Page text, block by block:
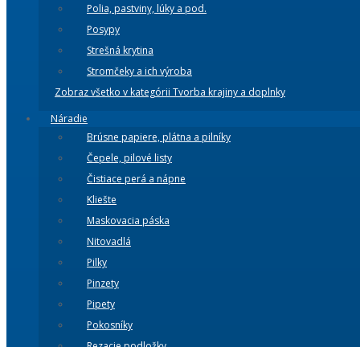
Polia, pastviny, lúky a pod.
Posypy
Strešná krytina
Stromčeky a ich výroba
Zobraz všetko v kategórii Tvorba krajiny a doplnky
Náradie
Brúsne papiere, plátna a pilníky
Čepele, pilové listy
Čistiace perá a nápne
Kliešte
Maskovacia páska
Nitovadlá
Pilky
Pinzety
Pipety
Pokosníky